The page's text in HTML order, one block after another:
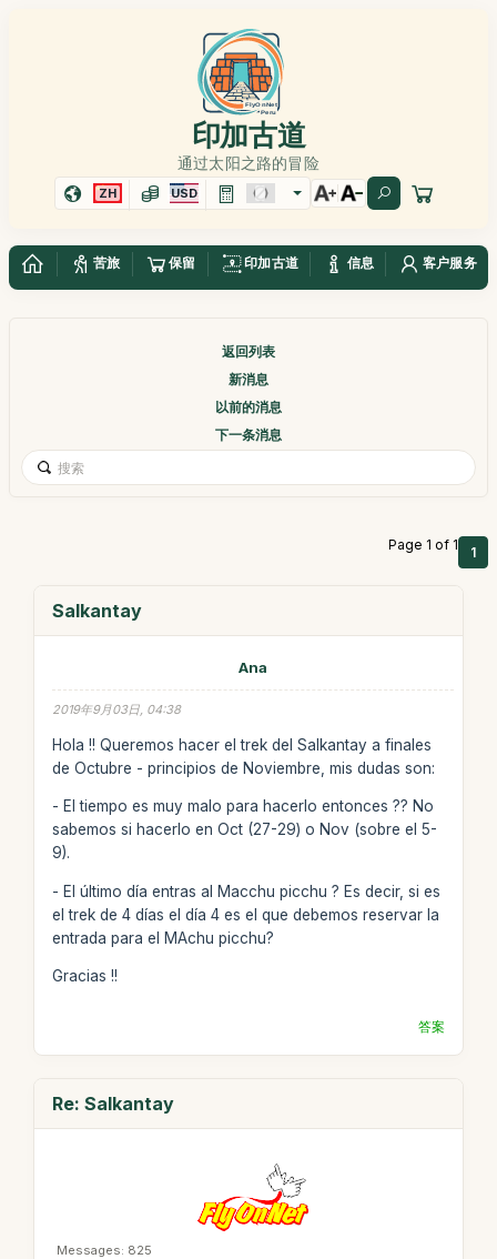
印加古道
通过太阳之路的冒险
ZH USD
苦旅 保留 印加古道 信息 客户服务
返回列表
新消息
以前的消息
下一条消息
Page 1 of 1 1
Salkantay
Ana
2019年9月03日, 04:38
Hola !! Queremos hacer el trek del Salkantay a finales
de Octubre - principios de Noviembre, mis dudas son:
- El tiempo es muy malo para hacerlo entonces ?? No
sabemos si hacerlo en Oct (27-29) o Nov (sobre el 5-
9).
- El último día entras al Macchu picchu ? Es decir, si es
el trek de 4 días el día 4 es el que debemos reservar la
entrada para el MAchu picchu?
Gracias !!
答案
Re: Salkantay
Messages: 825